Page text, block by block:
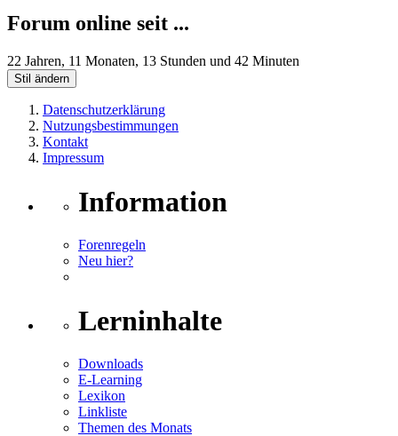
Forum online seit ...
22 Jahren, 11 Monaten, 13 Stunden und 42 Minuten
Stil ändern
Datenschutzerklärung
Nutzungsbestimmungen
Kontakt
Impressum
Information
Forenregeln
Neu hier?
Lerninhalte
Downloads
E-Learning
Lexikon
Linkliste
Themen des Monats